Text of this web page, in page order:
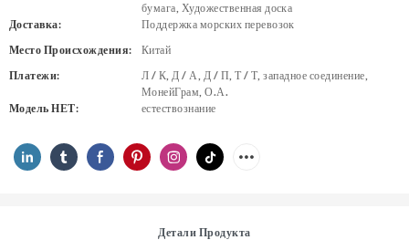
бумага, Художественная доска
Доставка:
Поддержка морских перевозок
Место Происхождения:
Китай
Платежи:
Л / К, Д / А, Д / П, Т / Т, западное соединение,
МонейГрам, О.А.
Модель НЕТ:
естествознание
Детали Продукта